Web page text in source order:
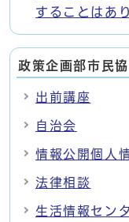
することはあ
政策企画部市民
出前講座
自治会
情報公開個人
法律相談
生活情報セン